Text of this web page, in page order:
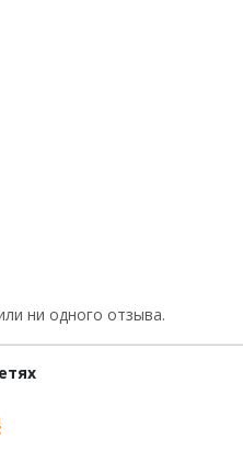
ни одного отзыва.